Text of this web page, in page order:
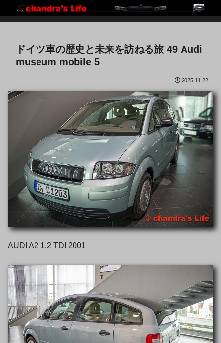
ドイツ車の歴史と未来を訪ねる旅 49 Audi
museum mobile 5
2025.11.22
AUDI A2 1.2 TDI 2001